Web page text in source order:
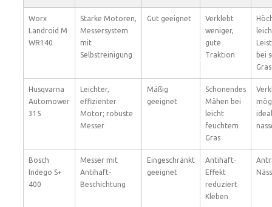
Worx
Landroid M
WR140
Starke Motoren,
Messersystem
mit
Selbstreinigung
Gut geeignet
Verklebt
weniger,
gute
Traktion
bei
Gras
Husqvarna
Automower
315
Leichter,
effizienter
Motor; robuste
Messer
Mäßig
geeignet
Schonendes
Mähen bei
leicht
feuchtem
Gras
Bosch
Indego S+
400
Messer mit
Antihaft-
Beschichtung
Eingeschränkt
geeignet
Antihaft-
Effekt
reduziert
Kleben